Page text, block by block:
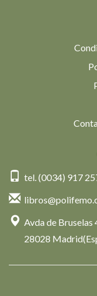
tel. (0034) 917
Avda de Bruselas
28028